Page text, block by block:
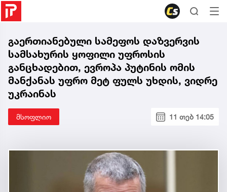
გაერთიანებული სამეფოს დაზვერვის
სამსახურის ყოფილი უფროსის
განცხადებით, ევროპა პუტინის ომის
მანქანას უფრო მეტ ფულს უხდის, ვიდრე
უკრაინას
მსოფლიო 11 თებ 14:05